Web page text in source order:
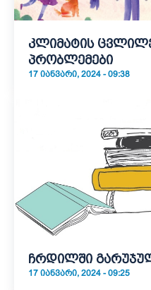
კლიმატის
პრობლემები
17 ᲘᲐᲜᲕᲐᲠᲘ, 2024 - 09:38
ჩრდილში
17 ᲘᲐᲜᲕᲐᲠᲘ, 2024 - 09:25